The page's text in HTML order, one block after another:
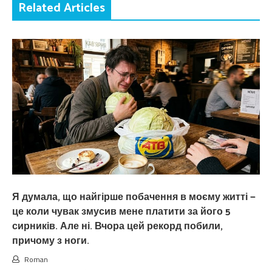
Related Articles
Я думала, що найгірше побачення в моєму житті —
це коли чувак змусив мене платити за його 5
сирників. Але ні. Вчора цей рекорд побили,
причому з ноги.
Roman